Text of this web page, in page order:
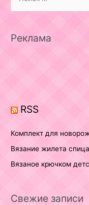
r
:
Реклама
RSS
Комплект для
Вязание жилета
Вязаное крючком
Свежие записи